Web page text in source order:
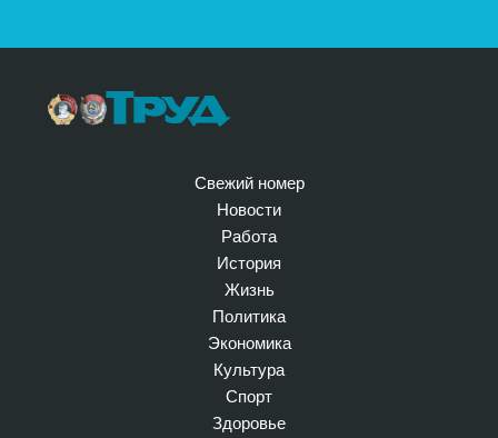
Свежий номер
Новости
Работа
История
Жизнь
Политика
Экономика
Культура
Спорт
Здоровье